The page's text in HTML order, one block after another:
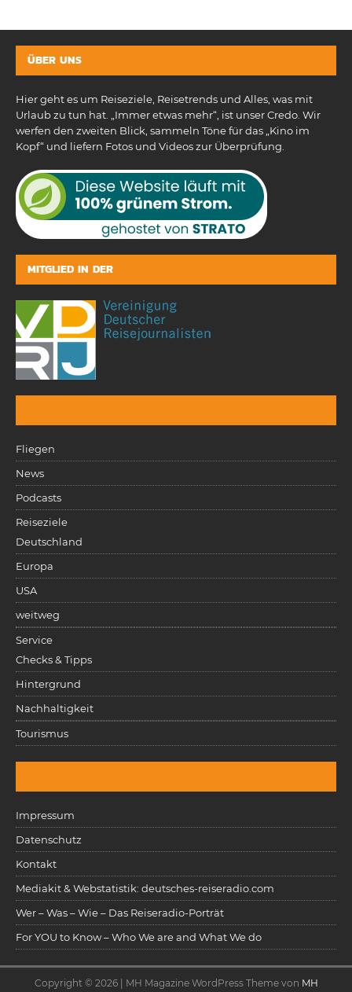
ÜBER UNS
Hier geht es um Reiseziele, Reisetrends und Alles, was mit
Urlaub zu tun hat. „Immer etwas mehr“, ist unser Credo. Wir
werfen den zweiten Blick, sammeln Töne für das „Kino im
Kopf“ und liefern Fotos und Videos zur Überprüfung.
MITGLIED IN DER
Fliegen
News
Podcasts
Reiseziele
Deutschland
Europa
USA
weitweg
Service
Checks & Tipps
Hintergrund
Nachhaltigkeit
Tourismus
Impressum
Datenschutz
Kontakt
Mediakit & Webstatistik: deutsches-reiseradio.com
Wer – Was – Wie – Das Reiseradio-Porträt
For YOU to Know – Who We are and What We do
Copyright © 2026 | MH Magazine WordPress Theme von MH